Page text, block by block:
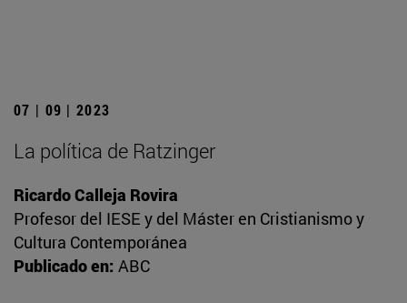
07 | 09 | 2023
La política de Ratzinger
Ricardo Calleja Rovira
Profesor del IESE y del Máster en Cristianismo y
Cultura Contemporánea
Publicado en: ABC